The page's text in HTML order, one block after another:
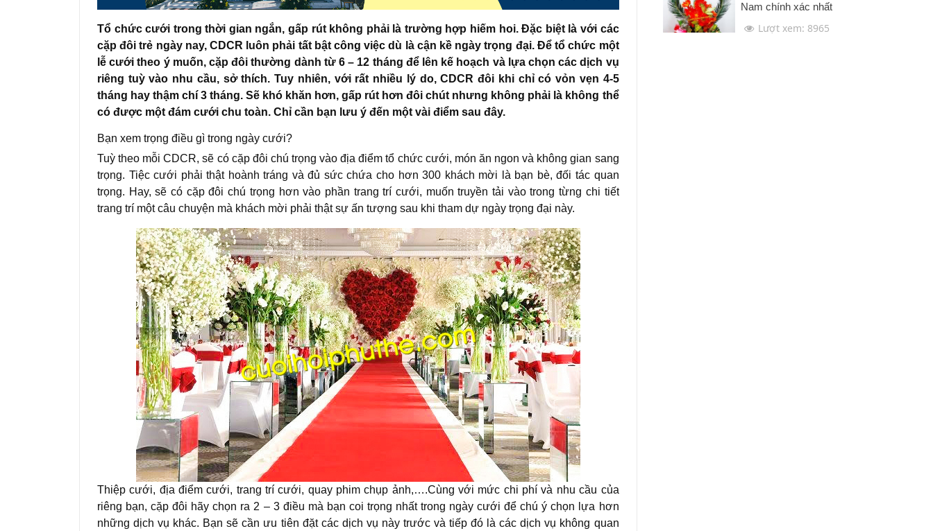
Tổ chức cưới trong thời gian ngắn, gấp rút không phải là trường hợp hiếm hoi. Đặc biệt là với các
cặp đôi trẻ ngày nay, CDCR luôn phải tất bật công việc dù là cận kề ngày trọng đại. Để tổ chức một
lễ cưới theo ý muốn, cặp đôi thường dành từ 6 – 12 tháng để lên kế hoạch và lựa chọn các dịch vụ
riêng tuỳ vào nhu cầu, sở thích. Tuy nhiên, với rất nhiều lý do, CDCR đôi khi chỉ có vỏn vẹn 4-5
tháng hay thậm chí 3 tháng. Sẽ khó khăn hơn, gấp rút hơn đôi chút nhưng không phải là không thể
có được một đám cưới chu toàn. Chỉ cần bạn lưu ý đến một vài điểm sau đây.
Bạn xem trọng điều gì trong ngày cưới?
Tuỳ theo mỗi CDCR, sẽ có cặp đôi chú trọng vào địa điểm tổ chức cưới, món ăn ngon và không gian sang
trọng. Tiệc cưới phải thật hoành tráng và đủ sức chứa cho hơn 300 khách mời là bạn bè, đối tác quan
trọng. Hay, sẽ có cặp đôi chú trọng hơn vào phần trang trí cưới, muốn truyền tải vào trong từng chi tiết
trang trí một câu chuyện mà khách mời phải thật sự ấn tượng sau khi tham dự ngày trọng đại này.
Thiệp cưới, địa điểm cưới, trang trí cưới, quay phim chụp ảnh,….Cùng với mức chi phí và nhu cầu của
riêng bạn, cặp đôi hãy chọn ra 2 – 3 điều mà bạn coi trọng nhất trong ngày cưới để chú ý chọn lựa hơn
những dịch vụ khác. Bạn sẽ cần ưu tiên đặt các dịch vụ này trước và tiếp đó là các dịch vụ không quan
Nam chính xác nhất
Lượt xem: 8965